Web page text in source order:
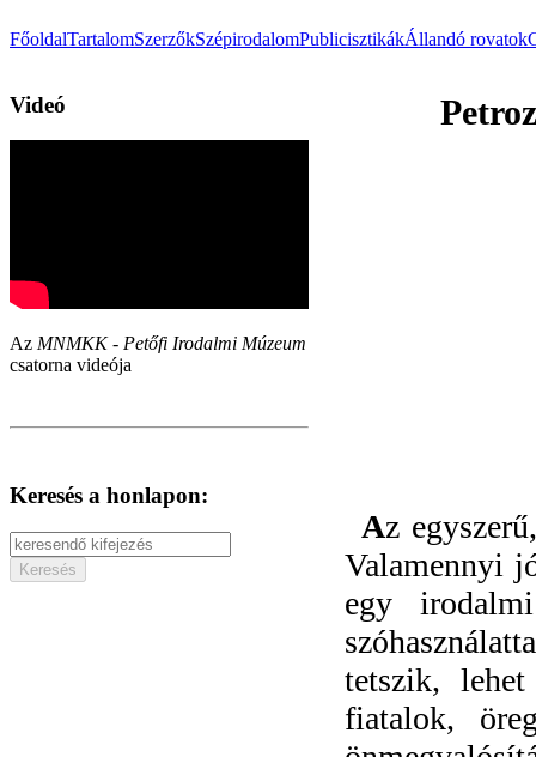
FőoldalTartalomSzerzőkSzépirodalomPublicisztikákÁllandó rovatok
Videó
Az MNMKK - Petőfi Irodalmi Múzeum
csatorna videója
Keresés a honlapon:
Az
Valamennyi
egy
tetszik,
fiatalok,